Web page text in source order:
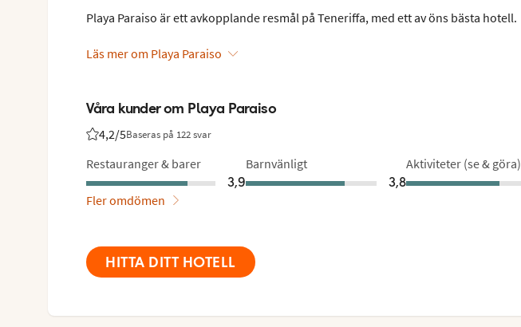
Playa Paraiso är ett avkopplande resmål på Teneriffa, med ett av öns bästa hotell.
Läs mer om Playa Paraiso
Våra kunder om Playa Paraiso
4,2/5Baseras på 122 svar
Betyg från Vings gäster: 4.2/5
Restauranger & barer
3,9
Barnvänligt
3,8
Aktiviteter (se & göra)
Fler omdömen
HITTA DITT HOTELL